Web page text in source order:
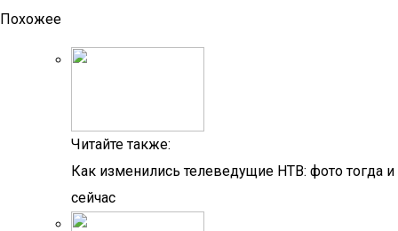
Похожее
Читайте также:
Как изменились телеведущие НТВ: фото тогда и
сейчас